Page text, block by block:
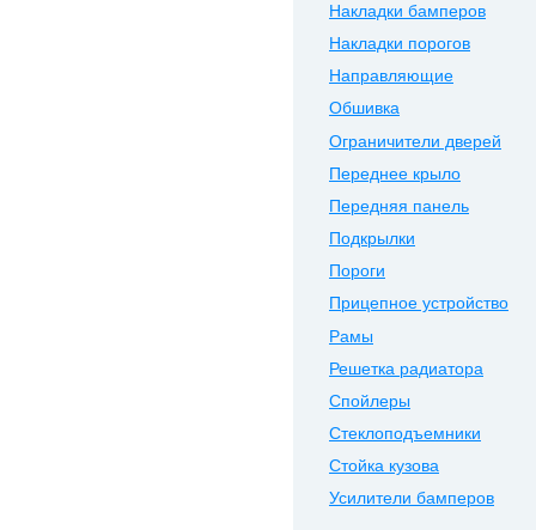
Накладки бамперов
Накладки порогов
Направляющие
Обшивка
Ограничители дверей
Переднее крыло
Передняя панель
Подкрылки
Пороги
Прицепное устройство
Рамы
Решетка радиатора
Спойлеры
Стеклоподъемники
Стойка кузова
Усилители бамперов